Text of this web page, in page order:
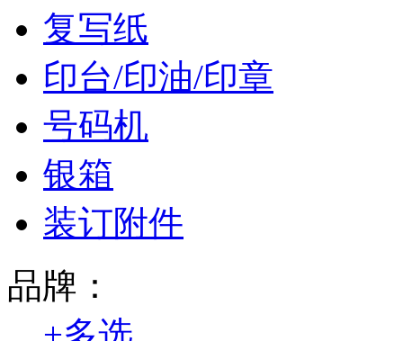
复写纸
印台/印油/印章
号码机
银箱
装订附件
品牌：